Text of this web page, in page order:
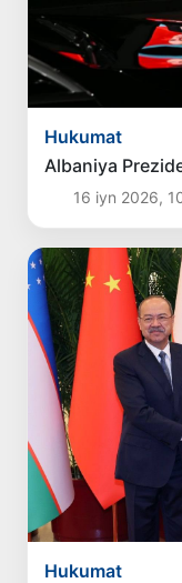
Hukumat
Albaniya
16 iyn 2026,
Hukumat